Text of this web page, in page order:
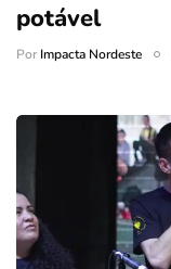
potável
PorImpacta Nordeste